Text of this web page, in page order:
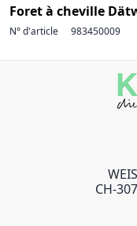
Foret à cheville
N° d'article 983450009
CH-